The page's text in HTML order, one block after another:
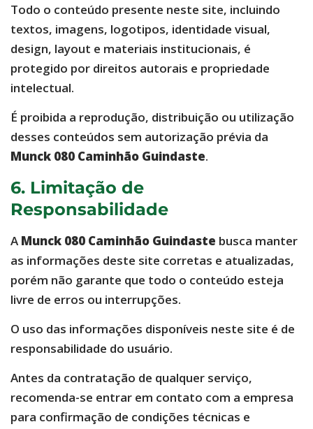
Todo o conteúdo presente neste site, incluindo
textos, imagens, logotipos, identidade visual,
design, layout e materiais institucionais, é
protegido por direitos autorais e propriedade
intelectual.
É proibida a reprodução, distribuição ou utilização
desses conteúdos sem autorização prévia da
Munck 080 Caminhão Guindaste.
6. Limitação de
Responsabilidade
A Munck 080 Caminhão Guindaste busca manter
as informações deste site corretas e atualizadas,
porém não garante que todo o conteúdo esteja
livre de erros ou interrupções.
O uso das informações disponíveis neste site é de
responsabilidade do usuário.
Antes da contratação de qualquer serviço,
recomenda-se entrar em contato com a empresa
para confirmação de condições técnicas e